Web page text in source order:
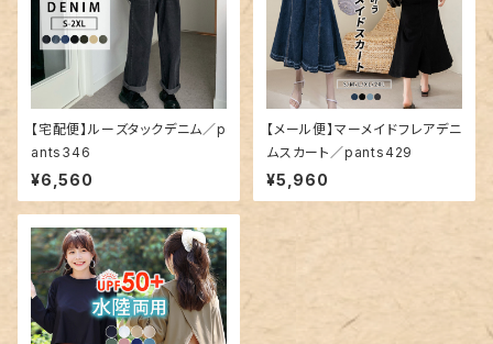
【宅配便】ルーズタックデニム／p
ants346
¥6,560
【メール便】マーメイドフレアデニ
ムスカート／pants429
¥5,960